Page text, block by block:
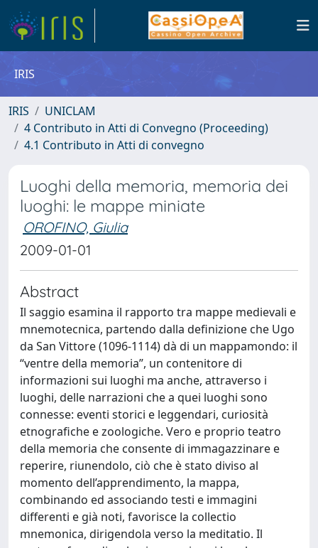
IRIS
IRIS
UNICLAM
4 Contributo in Atti di Convegno (Proceeding)
4.1 Contributo in Atti di convegno
Luoghi della memoria, memoria dei
luoghi: le mappe miniate
OROFINO, Giulia
2009-01-01
Abstract
Il saggio esamina il rapporto tra mappe medievali e
mnemotecnica, partendo dalla definizione che Ugo
da San Vittore (1096-1114) dà di un mappamondo: il
“ventre della memoria”, un contenitore di
informazioni sui luoghi ma anche, attraverso i
luoghi, delle narrazioni che a quei luoghi sono
connesse: eventi storici e leggendari, curiosità
etnografiche e zoologiche. Vero e proprio teatro
della memoria che consente di immagazzinare e
reperire, riunendolo, ciò che è stato diviso al
momento dell’apprendimento, la mappa,
combinando ed associando testi e immagini
differenti e già noti, favorisce la collectio
mnemonica, dirigendola verso la meditatio. Il